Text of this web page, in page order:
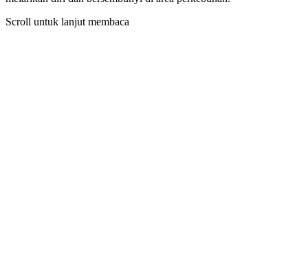
Scroll untuk lanjut membaca